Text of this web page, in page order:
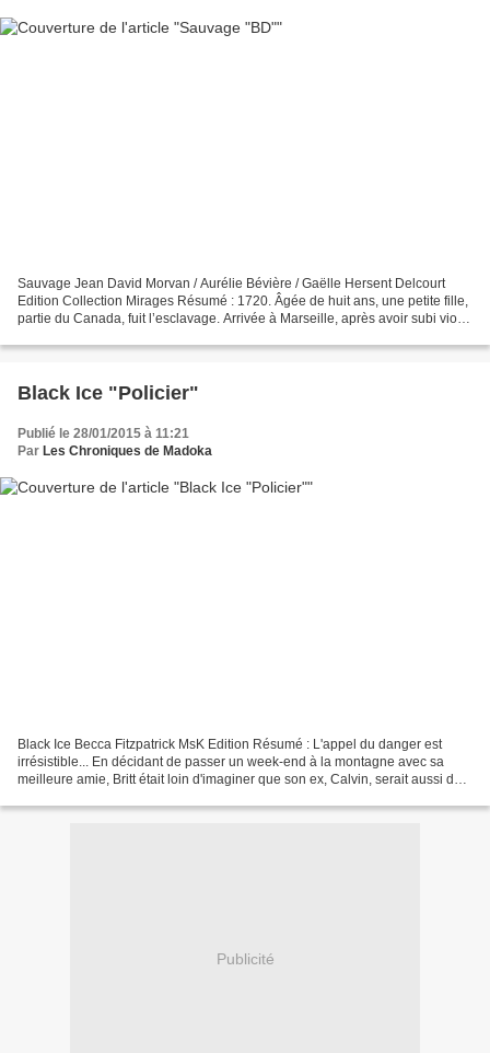
Sauvage Jean David Morvan / Aurélie Bévière / Gaëlle Hersent Delcourt
Edition Collection Mirages Résumé : 1720. Âgée de huit ans, une petite fille,
partie du Canada, fuit l’esclavage. Arrivée à Marseille, après avoir subi viols
Black Ice "Policier"
Publié le 28/01/2015 à 11:21
Par Les Chroniques de Madoka
Black Ice Becca Fitzpatrick MsK Edition Résumé : L'appel du danger est
irrésistible... En décidant de passer un week-end à la montagne avec sa
meilleure amie, Britt était loin d'imaginer que son ex, Calvin, serait aussi de
Publicité